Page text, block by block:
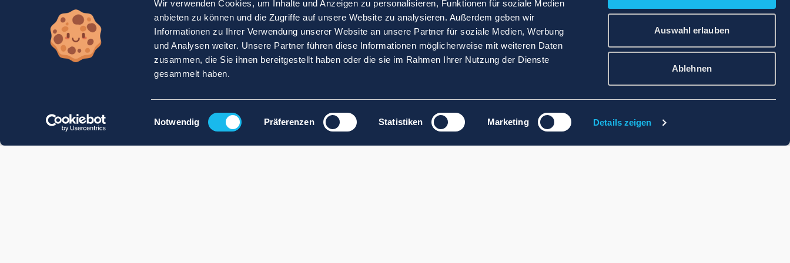
Wir verwenden Cookies, um Inhalte und Anzeigen zu personalisieren, Funktionen für soziale Medien
anbieten zu können und die Zugriffe auf unsere Website zu analysieren. Außerdem geben wir
Informationen zu Ihrer Verwendung unserer Website an unsere Partner für soziale Medien, Werbung
und Analysen weiter. Unsere Partner führen diese Informationen möglicherweise mit weiteren Daten
zusammen, die Sie ihnen bereitgestellt haben oder die sie im Rahmen Ihrer Nutzung der Dienste
gesammelt haben.
Einwilligungsauswahl
Notwendig Präferenzen Statistiken Marketing Details zeigen
Auswahl erlauben
Ablehnen